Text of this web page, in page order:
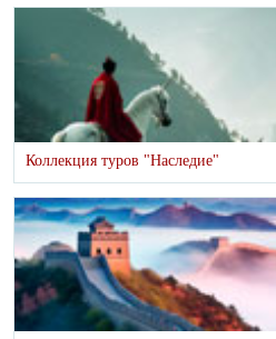
Коллекция туров "Наследие"